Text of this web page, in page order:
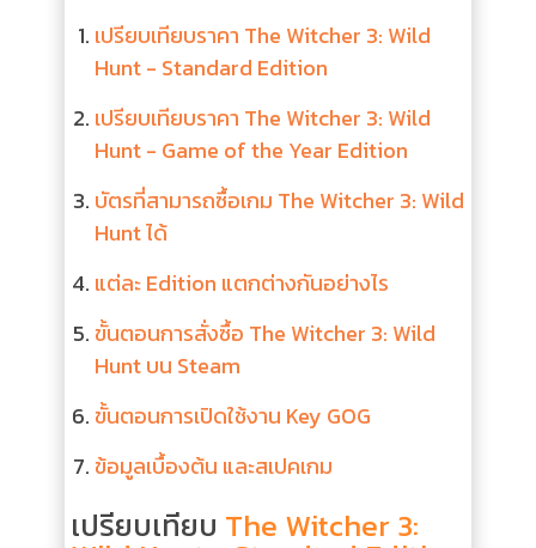
เปรียบเทียบราคา The Witcher 3: Wild
Hunt - Standard Edition
เปรียบเทียบราคา The Witcher 3: Wild
Hunt - Game of the Year Edition
บัตรที่สามารถซื้อเกม The Witcher 3: Wild
Hunt ได้
แต่ละ Edition แตกต่างกันอย่างไร
ขั้นตอนการสั่งซื้อ The Witcher 3: Wild
Hunt บน Steam
ขั้นตอนการเปิดใช้งาน Key GOG
ข้อมูลเบื้องต้น และสเปคเกม
เปรียบเทียบ The Witcher 3: